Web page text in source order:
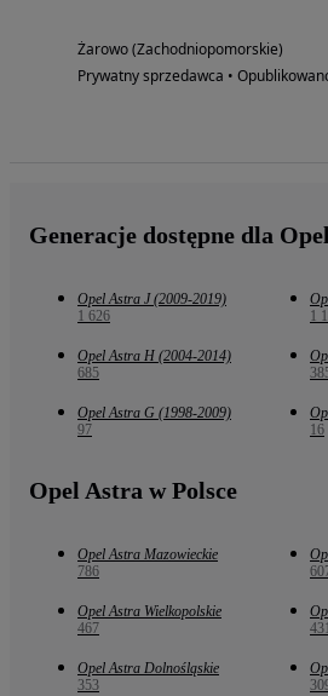
Żarowo (Zachodniopomorskie)
Prywatny sprzedawca •
Generacje dostępne dla
Opel Astra J (2009-2019)
1 626
1
Opel Astra H (2004-2014)
685
Opel Astra G (1998-2009)
97
16
Opel Astra w Polsce
Opel Astra Mazowieckie
786
Opel Astra Wielkopolskie
467
Opel Astra Dolnośląskie
353